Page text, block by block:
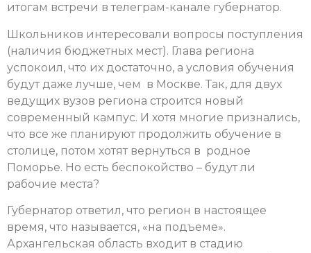
итогам встречи в телеграм-канале губернатор.
Школьников интересовали вопросы поступления
(наличия бюджетных мест). Глава региона
успокоил, что их достаточно, а условия обучения
будут даже лучше, чем в Москве. Так, для двух
ведущих вузов региона строится новый
современный кампус. И хотя многие признались,
что все же планируют продолжить обучение в
столице, потом хотят вернуться в родное
Поморье. Но есть беспокойство – будут ли
рабочие места?
Губернатор ответил, что регион в настоящее
время, что называется, «на подъеме».
Архангельская область входит в стадию